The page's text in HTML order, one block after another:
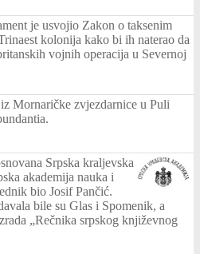
je usvojio Zakon o taksenim
kolonija kako bi ih naterao da
vojnih operacija u Severnoj
Mornaričke zvjezdarnice u Puli
Srpska kraljevska
akademija nauka i
bio Josif Pančić.
bile su Glas i Spomenik, a
„Rečnika srpskog književnog